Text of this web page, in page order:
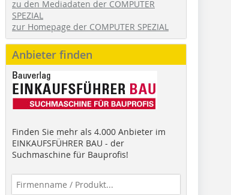
zu den Mediadaten der COMPUTER
SPEZIAL
zur Homepage der COMPUTER SPEZIAL
Anbieter finden
Finden Sie mehr als 4.000 Anbieter im
EINKAUFSFÜHRER BAU - der
Suchmaschine für Bauprofis!